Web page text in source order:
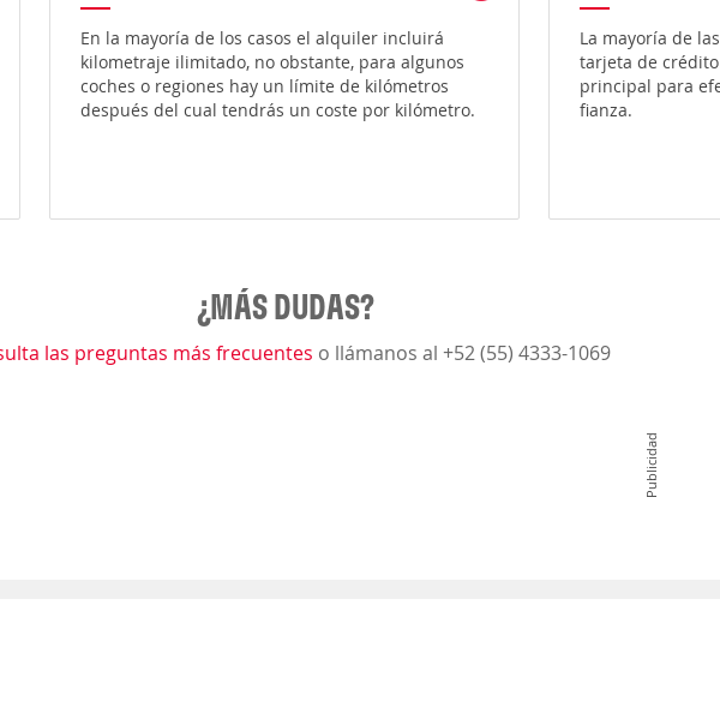
En la mayoría de los casos el alquiler incluirá
kilometraje ilimitado, no obstante, para algunos
coches o regiones hay un límite de kilómetros
después del cual tendrás un coste por kilómetro.
La mayoría de
tarjeta de
principal para
fianza.
¿MÁS DUDAS?
las preguntas más frecuentes o llámanos al +52 (55) 4333-1069
Publicidad